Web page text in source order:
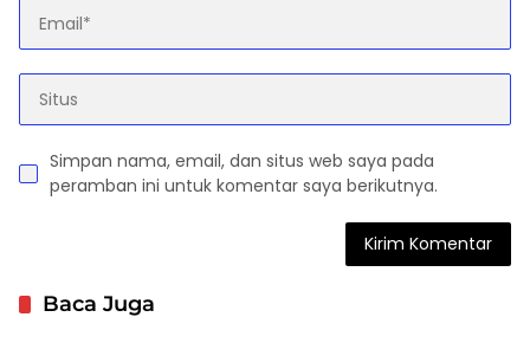
Simpan nama, email, dan situs web saya pada
peramban ini untuk komentar saya berikutnya.
Baca Juga